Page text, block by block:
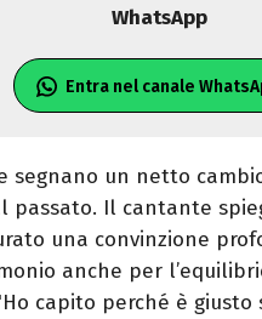
WhatsApp
Entra nel canale
segnano un netto
passato. Il cantante
una convinzione
anche per
capito perché è giusto